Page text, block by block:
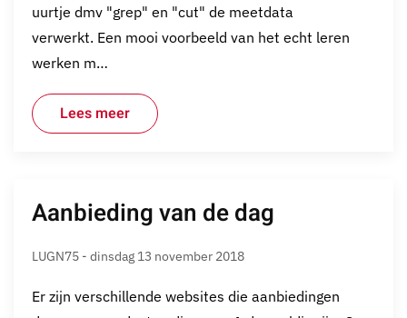
uurtje dmv "grep" en "cut" de meetdata
verwerkt. Een mooi voorbeeld van het echt leren
werken m…
Lees meer
Aanbieding van de dag
LUGN75 - dinsdag 13 november 2018
Er zijn verschillende websites die aanbiedingen